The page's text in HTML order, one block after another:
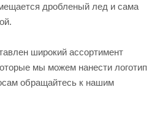
дробленый лед и сама
широкий ассортимент
мы можем нанести логотип
обращайтесь к нашим